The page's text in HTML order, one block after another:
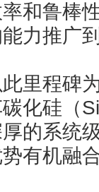
和鲁棒
能力推广
此里程碑
化硅（
的系统
有机融合